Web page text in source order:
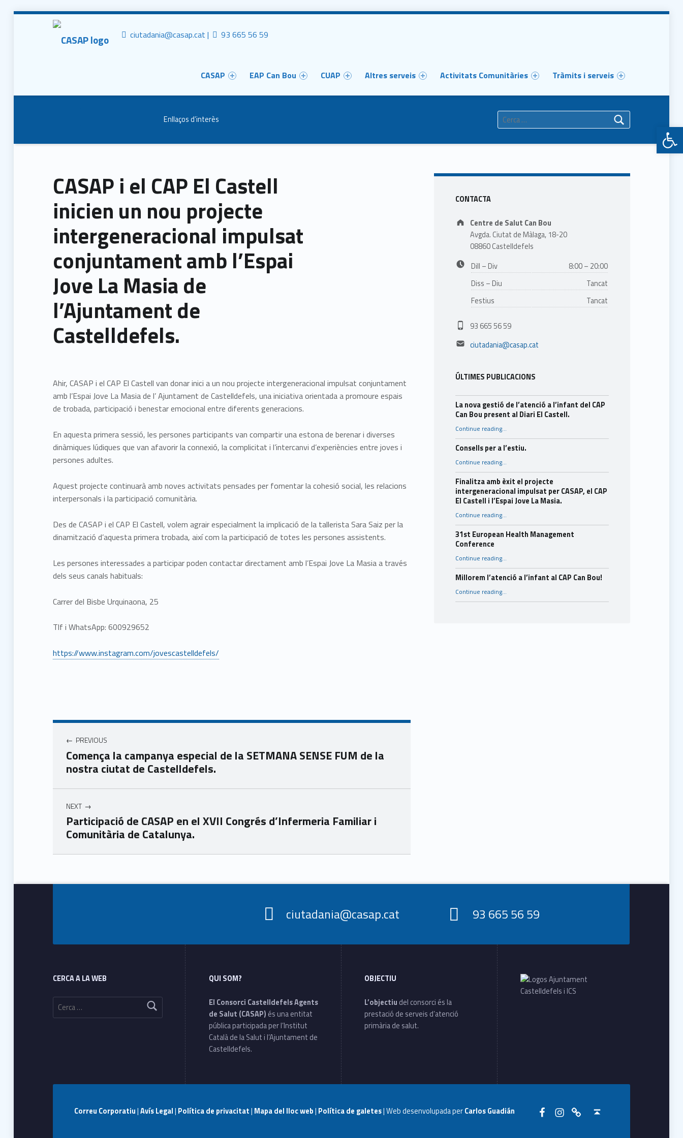
CASAP
Contacta al mail
ciutadania@casap.cat |
Truca'ns
93 665 56 59
CASAP EAP Can Bou CUAP Altres serveis Activitats Comunitàries Tràmits i serveis
Enllaços d’interès
CASAP i el CAP El Castell
inicien un nou projecte
intergeneracional impulsat
conjuntament amb l’Espai
Jove La Masia de
l’Ajuntament de
Castelldefels.
Ahir, CASAP i el CAP El Castell van donar inici a un nou projecte intergeneracional impulsat conjuntament
amb l’Espai Jove La Masia de l’ Ajuntament de Castelldefels, una iniciativa orientada a promoure espais
de trobada, participació i benestar emocional entre diferents generacions.
En aquesta primera sessió, les persones participants van compartir una estona de berenar i diverses
dinàmiques lúdiques que van afavorir la connexió, la complicitat i l’intercanvi d’experiències entre joves i
persones adultes.
Aquest projecte continuarà amb noves activitats pensades per fomentar la cohesió social, les relacions
interpersonals i la participació comunitària.
Des de CASAP i el CAP El Castell, volem agrair especialment la implicació de la tallerista Sara Saiz per la
dinamització d’aquesta primera trobada, així com la participació de totes les persones assistents.
Les persones interessades a participar poden contactar directament amb l’Espai Jove La Masia a través
dels seus canals habituals:
Carrer del Bisbe Urquinaona, 25
Tlf i WhatsApp: 600929652
https://www.instagram.com/jovescastelldefels/
Navegació d'entrades
PREVIOUS
Comença la campanya especial de la SETMANA SENSE FUM de la
nostra ciutat de Castelldefels.
NEXT
Participació de CASAP en el XVII Congrés d’Infermeria Familiar i
Comunitària de Catalunya.
Skip back to main navigation
Sidebar
CONTACTA
Address:
Centre de Salut Can Bou
Avgda. Ciutat de Màlaga, 18-20
08860 Castelldefels
Business hours:
Dill – Div
8:00 – 20:00
Diss – Diu
Tancat
Festius
Tancat
Phone number:
93 665 56 59
Email address:
ciutadania@casap.cat
ÚLTIMES PUBLICACIONS
La nova gestió de l’atenció a l’infant del CAP
Can Bou present al Diari El Castell.
Continue reading“La nova gestió de l’atenció a l’infant del CAP Can Bou present al Diari El Castell.”
…
Consells per a l’estiu.
Continue reading…
Finalitza amb èxit el projecte
intergeneracional impulsat per CASAP, el CAP
El Castell i l’Espai Jove La Masia.
Continue reading“Finalitza amb èxit el projecte intergeneracional impulsat per CASAP, el CAP El Castell i l’Espai Jove La Masia.”
…
31st European Health Management
Conference
Continue reading“31st European Health Management Conference”
…
Millorem l’atenció a l’infant al CAP Can Bou!
Continue reading“Millorem l’atenció a l’infant al CAP Can Bou!”
…
Footer info sidebar
ciutadania@casap.cat 93 665 56 59
Footer sidebar
CERCA A LA WEB
Cerca:
QUI SOM?
El Consorci Castelldefels Agents
de Salut (CASAP) és una entitat
pública participada per l’Institut
Català de la Salut i l’Ajuntament de
Castelldefels.
OBJECTIU
L’objectiu del consorci és la
prestació de serveis d’atenció
primària de salut.
Correu Corporatiu|Avís Legal| Política de privacitat| Mapa del lloc web| Política de galetes| Web desenvolupada perCarlos Guadián Seguiu-nos a Facebook
Seguiu-nos a Instagram
Seguiu-nos a WhatsApp
Obre la barra d'eines